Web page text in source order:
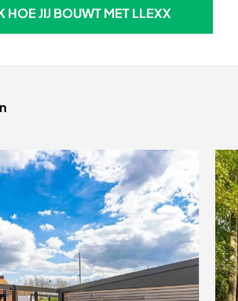
ONTDEK HOE JIJ BOUWT
HOE JIJ BOUWT MET LLEXX